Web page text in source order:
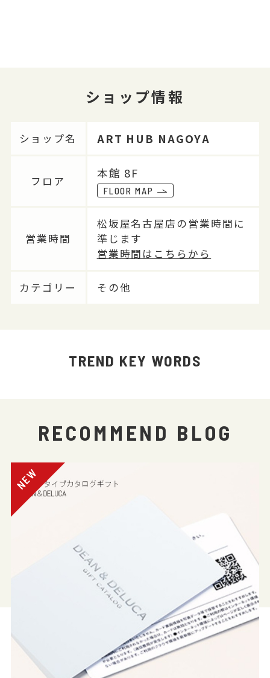
ショップ情報
ショップ名 ART HUB NAGOYA
フロア
本館 8F
FLOOR MAP
営業時間
松坂屋名古屋店の営業時間に
準じます
営業時間はこちらから
カテゴリー その他
TREND KEY WORDS
RECOMMEND BLOG